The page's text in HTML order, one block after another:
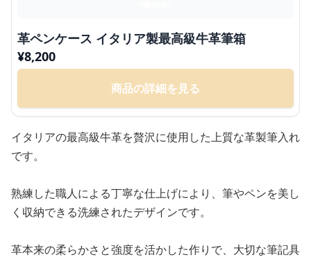
革ペンケース イタリア製最高級牛革筆箱
¥8,200
商品の詳細を見る
イタリアの最高級牛革を贅沢に使用した上質な革製筆入れ
です。
熟練した職人による丁寧な仕上げにより、筆やペンを美し
く収納できる洗練されたデザインです。
革本来の柔らかさと強度を活かした作りで、大切な筆記具